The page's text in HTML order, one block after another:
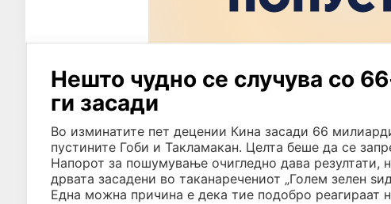
Нешто чудно се случува со
ги засади
Во изминатите пет децении Кина засади 66
пустините Гоби и Такламакан. Целта беше да се
Напорот за пошумување очигледно дава
дрвата засадени во таканаречениот „Голем зелен
Една можна причина е дека тие подобро реагираат